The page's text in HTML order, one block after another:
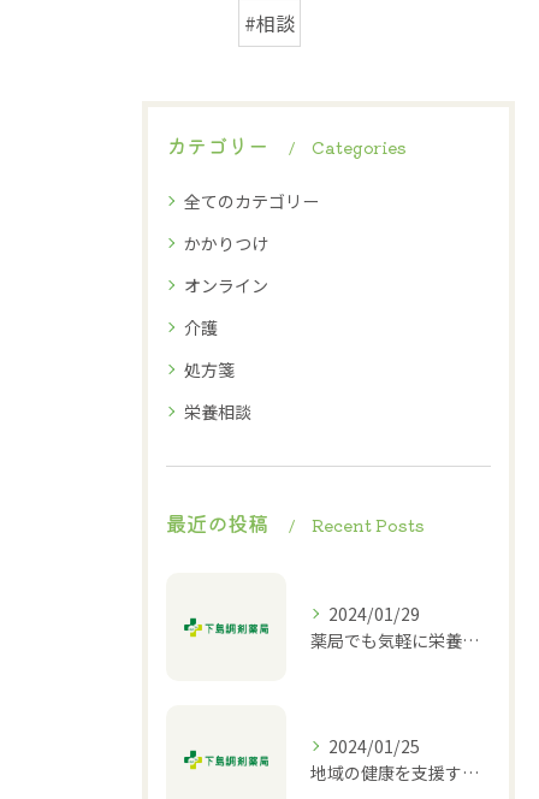
#相談
カテゴリー Categories
全てのカテゴリー
かかりつけ
オンライン
介護
処方箋
栄養相談
最近の投稿 Recent Posts
2024/01/29
薬局でも気軽に栄養相談ができる！
2024/01/25
地域の健康を支援する薬局｜栄養相談や介護相談も対応